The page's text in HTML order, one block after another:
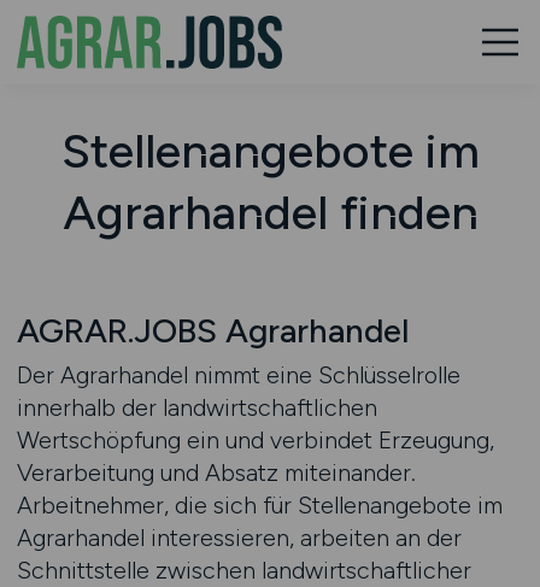
Stellenangebote im
Agrarhandel finden
AGRAR.JOBS Agrarhandel
Der Agrarhandel nimmt eine Schlüsselrolle
innerhalb der landwirtschaftlichen
Wertschöpfung ein und verbindet Erzeugung,
Verarbeitung und Absatz miteinander.
Arbeitnehmer, die sich für Stellenangebote im
Agrarhandel interessieren, arbeiten an der
Schnittstelle zwischen landwirtschaftlicher